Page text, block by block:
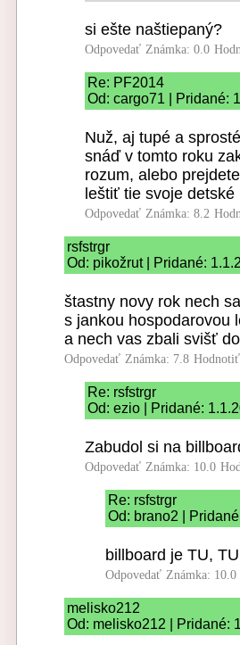
si ešte naštiepaný?
Odpovedať Známka: 0.0
Re: PF2014
Od: cargo71 | Pridané:
Nuž, aj tupé a
snáď v tomto roku
rozum, alebo
leštiť tie svoje
Odpovedať Známka: 8.2
rsfstrgr
Od: pikožrut | Pridané:
štastny novy rok nech
s jankou hospodarovou
a nech vas zbali svišť
Odpovedať Známka: 7.8
Re: rsfstrgr
Od: ezio | Pridané:
Zabudol si na
Odpovedať Známka: 10.0
Re: rsfstrgr
Od: brano2 |
billboard je TU,
Odpovedať Známka: 10.0
melisko212
Od: melisko212 | Pridané: